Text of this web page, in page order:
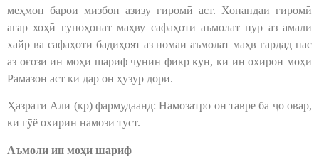
меҳмон барои мизбон азизу гиромӣ аст. Хонандаи гиромӣ
агар хоҳӣ гуноҳонат маҳву сафаҳоти аъмолат пур аз амали
хайр ва сафаҳоти бадиҳоят аз номаи аъмолат маҳв гардад пас
аз оғози ин моҳи шариф чунин фикр кун, ки ин охирон моҳи
Рамазон аст ки дар он ҳузур дорӣ.
Ҳазрати Алӣ (кр) фармудаанд: Намозатро он тавре ба ҷо овар,
ки гӯё охирин намози туст.
Аъмоли ин моҳи шариф